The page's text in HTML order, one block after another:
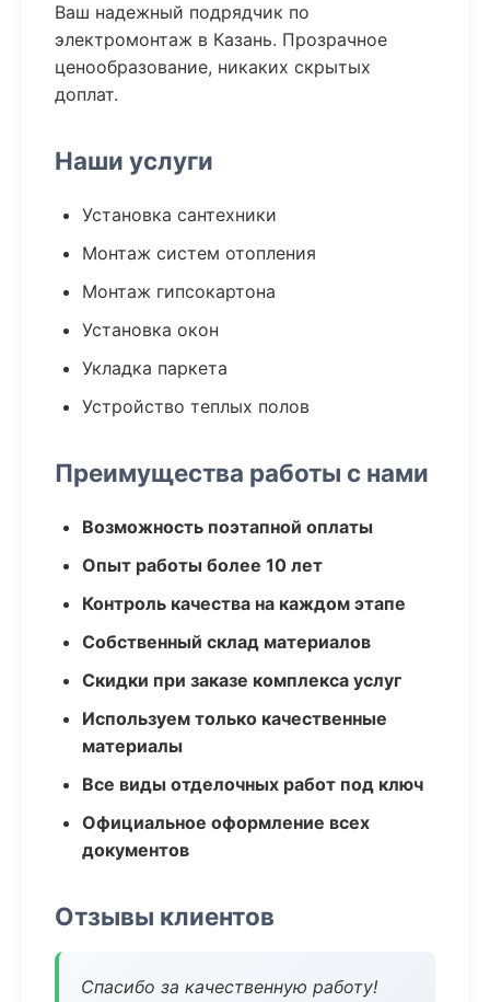
Ваш надежный подрядчик по
электромонтаж в Казань. Прозрачное
ценообразование, никаких скрытых
доплат.
Наши услуги
Установка сантехники
Монтаж систем отопления
Монтаж гипсокартона
Установка окон
Укладка паркета
Устройство теплых полов
Преимущества работы с нами
Возможность поэтапной оплаты
Опыт работы более 10 лет
Контроль качества на каждом этапе
Собственный склад материалов
Скидки при заказе комплекса услуг
Используем только качественные
материалы
Все виды отделочных работ под ключ
Официальное оформление всех
документов
Отзывы клиентов
Спасибо за качественную работу!